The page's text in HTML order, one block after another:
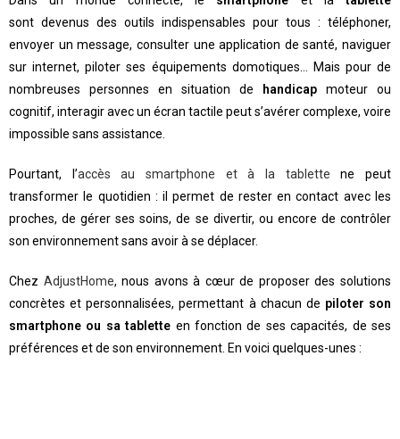
sont devenus des outils indispensables pour tous : téléphoner,
envoyer un message, consulter une application de santé, naviguer
sur internet, piloter ses équipements domotiques… Mais pour de
nombreuses personnes en situation de
handicap moteur ou
cognitif, interagir avec un écran tactile peut s’avérer complexe, voire
impossible sans assistance.
Pourtant, l’accès au smartphone et à la tablette ne peut
transformer le quotidien : il permet de rester en contact avec les
proches, de gérer ses soins, de se divertir, ou encore de contrôler
son environnement sans avoir à se déplacer.
Chez AdjustHome, nous avons à cœur de proposer des solutions
concrètes et personnalisées, permettant à chacun de piloter son
smartphone ou sa tablette en fonction de ses capacités, de ses
préférences et de son environnement. En voici quelques-unes :